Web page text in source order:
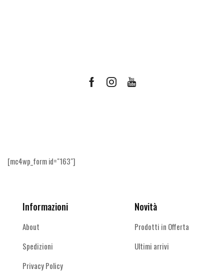
FacebookInstagramYoutube
[mc4wp_form id="163"]
Informazioni
About
Spedizioni
Privacy Policy
Novità
Prodotti in Offerta
Ultimi arrivi